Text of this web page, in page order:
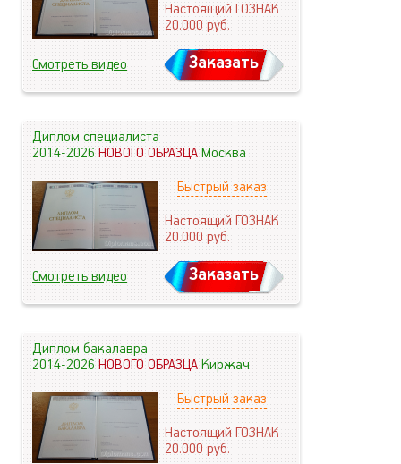
Настоящий ГОЗНАК
20.000руб.
Смотреть видео Заказать
Диплом специалиста
2014-2026НОВОГО ОБРАЗЦАМосква
Быстрый заказ
Настоящий ГОЗНАК
20.000руб.
Смотреть видео Заказать
Диплом бакалавра
2014-2026НОВОГО ОБРАЗЦАКиржач
Быстрый заказ
Настоящий ГОЗНАК
20.000руб.